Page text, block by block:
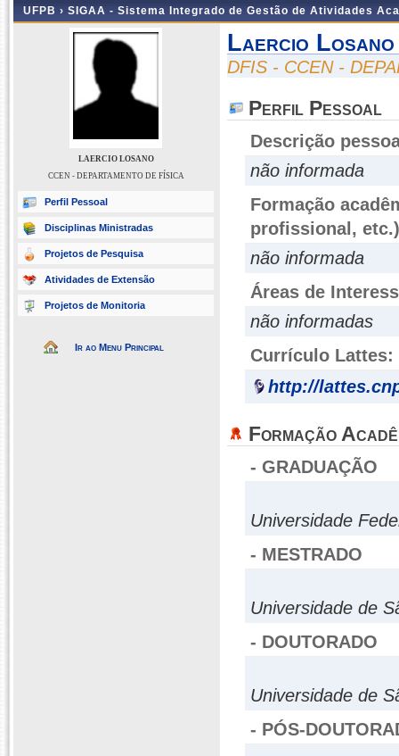
UFPB › SIGAA - Sistema Integrado de Gestão de Atividades
LAERCIO LOSANO
CCEN - DEPARTAMENTO DE FÍSICA
Perfil Pessoal
Disciplinas Ministradas
Projetos de Pesquisa
Atividades de Extensão
Projetos de Monitoria
Ir ao Menu Principal
Laercio Losano
DFIS - CCEN -
Perfil Pessoal
Descrição
não informada
Formação
profissional, etc.)
não informada
Áreas de
não informadas
Currículo Lattes:
http://
Formação
- GRADUAÇÃO
Universidade
- MESTRADO
Universidade de
- DOUTORADO
Universidade de
- PÓS-